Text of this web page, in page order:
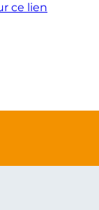
ce lien